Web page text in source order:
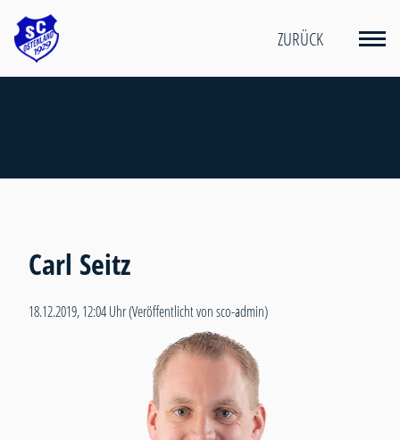
ZURÜCK
Carl Seitz
18.12.2019, 12:04 Uhr(Veröffentlicht von sco-admin)